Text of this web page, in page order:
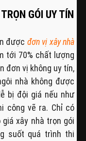
GÓI UY TÍN
được đơn vị xây nhà
tới 70% chất lượng
đơn vị không uy tín,
nhà không được
bị đội giá nếu như
công vẽ ra. Chỉ có
xây nhà trọn gói
suốt quá trình thi